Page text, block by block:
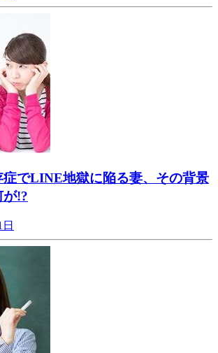
症でLINE地獄に陥る妻、その背景
が!?